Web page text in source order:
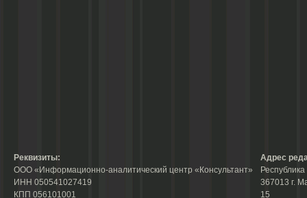
Реквизиты:
ООО «Информационно-аналитический центр «Консультант»
ИНН 050541027419
КПП 056101001
Адрес
367013 г.
15